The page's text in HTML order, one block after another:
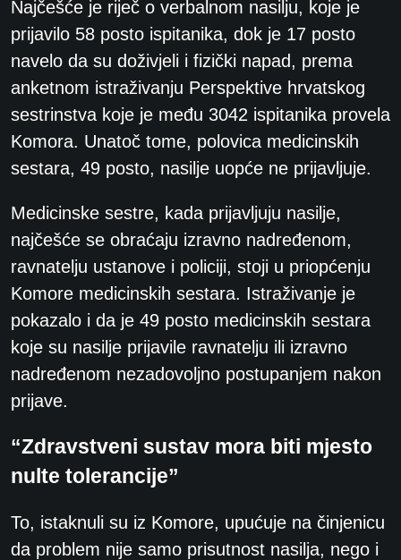
Najčešće je riječ o verbalnom nasilju, koje je
prijavilo 58 posto ispitanika, dok je 17 posto
navelo da su doživjeli i fizički napad, prema
anketnom istraživanju Perspektive hrvatskog
sestrinstva koje je među 3042 ispitanika provela
Komora. Unatoč tome, polovica medicinskih
sestara, 49 posto, nasilje uopće ne prijavljuje.
Medicinske sestre, kada prijavljuju nasilje,
najčešće se obraćaju izravno nadređenom,
ravnatelju ustanove i policiji, stoji u priopćenju
Komore medicinskih sestara. Istraživanje je
pokazalo i da je 49 posto medicinskih sestara
koje su nasilje prijavile ravnatelju ili izravno
nadređenom nezadovoljno postupanjem nakon
prijave.
“Zdravstveni sustav mora biti mjesto
nulte tolerancije”
To, istaknuli su iz Komore, upućuje na činjenicu
da problem nije samo prisutnost nasilja, nego i